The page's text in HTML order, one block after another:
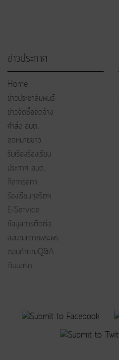
ข่าวประกาศ
Home
ข่าวประชาสัมพันธ์
ข่าวจัดซื้อจัดจ้าง
คำสั่ง อบต.
จดหมายข่าว
รับเรื่องร้องเรียน
ประกาศ อบต.
กิจการสภา
ร้องเรียนทุจริตฯ
E-Service
ข้อมูลการติดต่อ
ลงนามถวายพระพร
ตอบคำถามQ&A
เว็บบอร์ด